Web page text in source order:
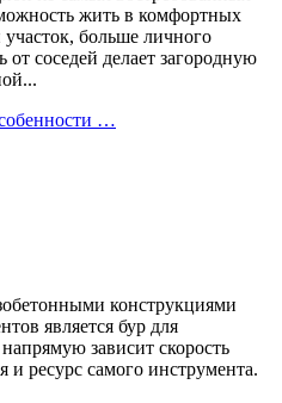
жить в комфортных
больше личного
от соседей делает загородную
…
конструкциями
является бур для
зависит скорость
и ресурс самого инструмента.